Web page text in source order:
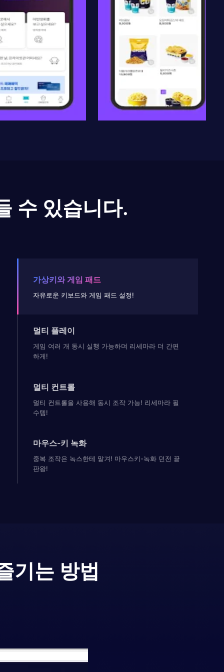
수 있습니다.
가상키와 게임 패드
자유로운 키보드와 게임 패드 설정!
멀티 플레이
게임 여러 개 동시 실행 가능하며 리세마라 더 간편
하게!
멀티 컨트롤
멀티 컨트롤을 사용해 동시 조작 가능! 리세마라 필
수템!
마우스-키 녹화
중복 조작은 녹스한테 맡겨! 마우스키-녹화 던전 끝
판왕!
기는 방법